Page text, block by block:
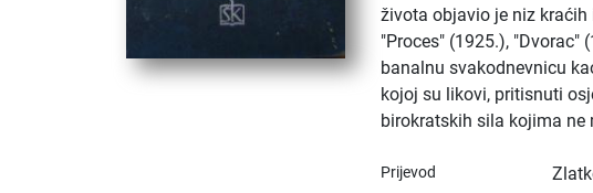
života objavio je niz
"Proces" (1925.), "Dvorac"
banalnu svakodnevnicu
kojoj su likovi, pritisnuti
birokratskih sila kojima
Prijevod